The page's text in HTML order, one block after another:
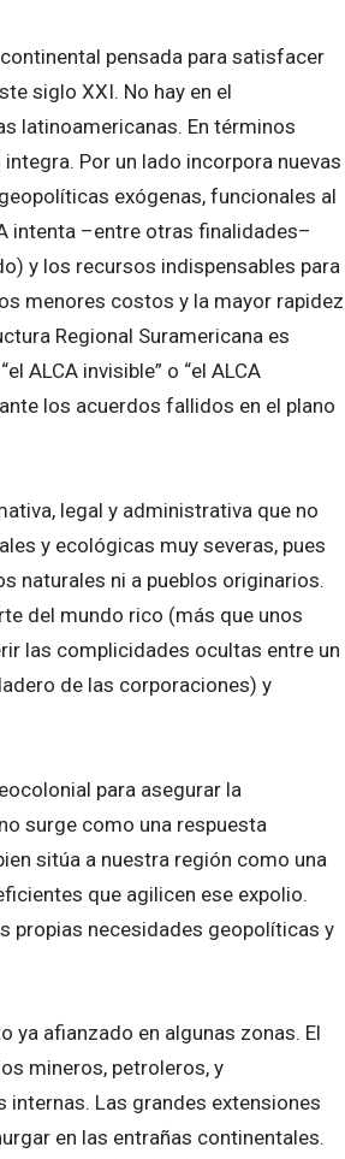
pensada para satisfacer
siglo XXI. No hay en el
latinoamericanas. En términos
Por un lado incorpora nuevas
exógenas, funcionales al
intenta –entre otras finalidades–
y los recursos indispensables para
menores costos y la mayor rapidez
Regional Suramericana es
ALCA invisible” o “el ALCA
los acuerdos fallidos en el plano
legal y administrativa que no
y ecológicas muy severas, pues
naturales ni a pueblos originarios.
del mundo rico (más que unos
las complicidades ocultas entre un
de las corporaciones) y
para asegurar la
surge como una respuesta
sitúa a nuestra región como una
que agilicen ese expolio.
propias necesidades geopolíticas y
afianzado en algunas zonas. El
mineros, petroleros, y
internas. Las grandes extensiones
en las entrañas continentales.